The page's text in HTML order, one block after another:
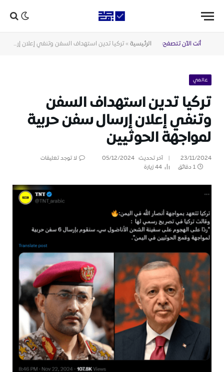
أنت الآن تتصفح: الرئيسية »تركيا تدين استهداف السفن وتنفي إعلان إرسال سفن حربية لمواجهة الحوثيين
عالمي
تركيا تدين استهداف السفن
وتنفي إعلان إرسال سفن حربية
لمواجهة الحوثيين
23/11/2024 آخر تحديث: 05/12/2024
لا توجد تعليقات
1 دقائق
44زيارة